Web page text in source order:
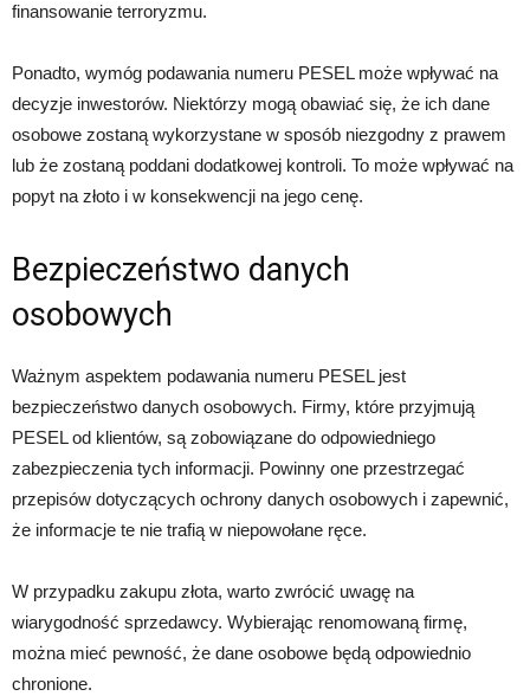
finansowanie terroryzmu.
Ponadto, wymóg podawania numeru PESEL może wpływać na
decyzje inwestorów. Niektórzy mogą obawiać się, że ich dane
osobowe zostaną wykorzystane w sposób niezgodny z prawem
lub że zostaną poddani dodatkowej kontroli. To może wpływać na
popyt na złoto i w konsekwencji na jego cenę.
Bezpieczeństwo danych
osobowych
Ważnym aspektem podawania numeru PESEL jest
bezpieczeństwo danych osobowych. Firmy, które przyjmują
PESEL od klientów, są zobowiązane do odpowiedniego
zabezpieczenia tych informacji. Powinny one przestrzegać
przepisów dotyczących ochrony danych osobowych i zapewnić,
że informacje te nie trafią w niepowołane ręce.
W przypadku zakupu złota, warto zwrócić uwagę na
wiarygodność sprzedawcy. Wybierając renomowaną firmę,
można mieć pewność, że dane osobowe będą odpowiednio
chronione.